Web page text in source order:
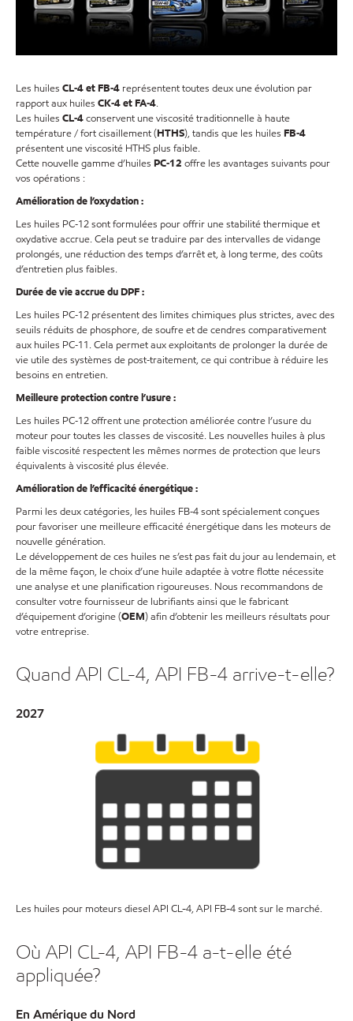
Les huiles CL‑4 et FB‑4 représentent toutes deux une évolution par
rapport aux huiles CK‑4 et FA‑4.
Les huiles CL‑4conservent une viscosité traditionnelle à haute
température / fort cisaillement (HTHS), tandis que les huiles FB‑4
présentent une viscosité HTHS plus faible.
Cette nouvelle gamme d’huiles PC‑12 offre les avantages suivants pour
vos opérations :
Amélioration de l’oxydation :
Les huiles PC‑12 sont formulées pour offrir une stabilité thermique et
oxydative accrue. Cela peut se traduire par des intervalles de vidange
prolongés, une réduction des temps d’arrêt et, à long terme, des coûts
d’entretien plus faibles.
Durée de vie accrue du DPF :
Les huiles PC‑12 présentent des limites chimiques plus strictes, avec des
seuils réduits de phosphore, de soufre et de cendres comparativement
aux huiles PC‑11. Cela permet aux exploitants de prolonger la durée de
vie utile des systèmes de post‑traitement, ce qui contribue à réduire les
besoins en entretien.
Meilleure protection contre l’usure :
Les huiles PC‑12 offrent une protection améliorée contre l’usure du
moteur pour toutes les classes de viscosité. Les nouvelles huiles à plus
faible viscosité respectent les mêmes normes de protection que leurs
équivalents à viscosité plus élevée.
Amélioration de l’efficacité énergétique :
Parmi les deux catégories, les huiles FB‑4 sont spécialement conçues
pour favoriser une meilleure efficacité énergétique dans les moteurs de
nouvelle génération.
Le développement de ces huiles ne s’est pas fait du jour au lendemain, et
de la même façon, le choix d’une huile adaptée à votre flotte nécessite
une analyse et une planification rigoureuses. Nous recommandons de
consulter votre fournisseur de lubrifiants ainsi que le fabricant
d’équipement d’origine (OEM) afin d’obtenir les meilleurs résultats pour
votre entreprise.
Quand API CL-4, API FB-4 arrive-t-elle?
2027
Les huiles pour moteurs diesel API CL-4, API FB-4 sont sur le marché.
Où API CL-4, API FB-4 a-t-elle été
appliquée?
En Amérique du Nord